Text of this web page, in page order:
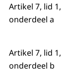
Artikel 7, lid 1,
onderdeel a
Artikel 7, lid 1,
onderdeel b